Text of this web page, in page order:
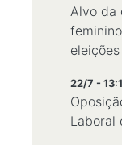
Alvo da
eleições
22/7 -
Laboral